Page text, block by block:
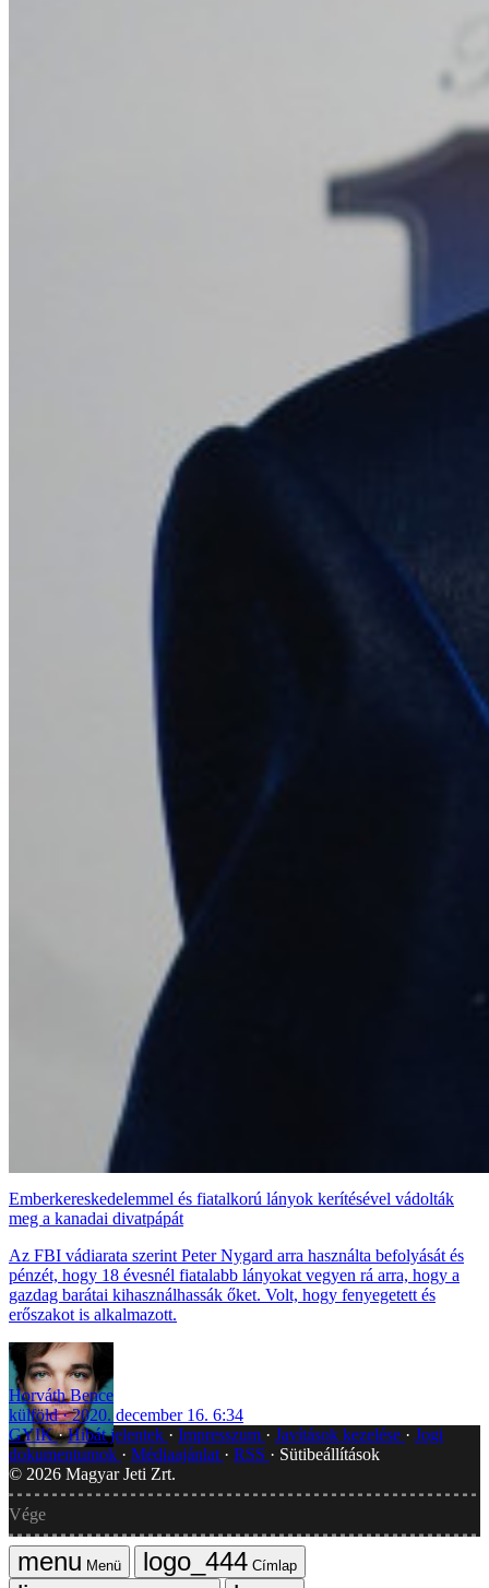
Emberkereskedelemmel és fiatalkorú lányok kerítésével vádolták
meg a kanadai divatpápát
Az FBI vádiarata szerint Peter Nygard arra használta befolyását és
pénzét, hogy 18 évesnél fiatalabb lányokat vegyen rá arra, hogy a
gazdag barátai kihasználhassák őket. Volt, hogy fenyegetett és
erőszakot is alkalmazott.
Horváth Bence
külföld
2020. december 16. 6:34
GYIK Hibát jelentek Impresszum Javítások kezelése
Jogi
dokumentumok
Médiaajánlat RSS
Sütibeállítások
© 2026 Magyar Jeti Zrt.
Vége
Menü
Címlap